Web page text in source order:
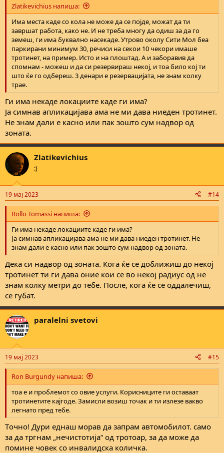
Zlatikevichius напиша:
Има места каде со кола не може да се појде, можат да ти
завршат работа, како не. И не треба многу да одиш за да го
земеш, ги има буквално насекаде. Утрово околу Сити Мол беа
паркирани минимум 30, речиси на секои 10 чекори имаше
тротинет, на пример. Исто и на плоштад. А и заборавив да
спомнам - можеш и да си резервираш некој, и тоа било кој ти
што ќе го одбереш. 3 денари е резервацијата, не знам колку
трае.
Ги има некаде локациите каде ги има?
Ја симнав апликацијава ама не ми дава ниеден тротинет.
Не знам дали е касно или пак зошто сум надвор од
зоната.
Zlatikevichius
:)
19 мај 2023 #14
Rollo Tomassi напиша:
Ги има некаде локациите каде ги има?
Ја симнав апликацијава ама не ми дава ниеден тротинет. Не
знам дали е касно или пак зошто сум надвор од зоната.
Дека си надвор од зоната. Кога ќе се доближиш до некој
тротинет ти ги дава оние кои се во некој радиус од не
знам колку метри до тебе. После, кога ќе се оддалечиш,
се губат.
paralelni svetovi
19 мај 2023 #15
Ron Burgundy напиша:
тоа е и проблемот со овие услуги. Корисниците ги оставаат
тротинетите кајгоде. Замисли возиш точак и ти излезе вакво
легнато пред тебе.
Tочно! Дури еднаш морав да запрам автомобилот. само
за да тргнам „нечистотија“ од тротоар, за да може да
помине човек со инвалидска количка.